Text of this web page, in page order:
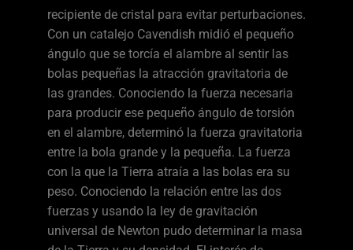
recipiente de cristal para evitar perturbaciones.
Con un catalejo Cavendish midió el pequeño
ángulo que se torcía el alambre al sentir las
bolas pequeñas la atracción gravitatoria de
las grandes. Conociendo la fuerza necesaria
para producir ese pequeño ángulo de torsión
en el alambre, determinó la fuerza gravitatoria
entre la bola grande y la pequeña. La fuerza
con la que la Tierra atraía a las bolas era su
peso. Conociendo la relación entre las dos
fuerzas y usando la ley de gravitación
universal de Newton pudo determinar la masa